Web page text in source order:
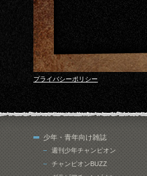
プライバシーポリシー
少年・青年向け雑誌
週刊少年チャンピオン
チャンピオンBUZZ